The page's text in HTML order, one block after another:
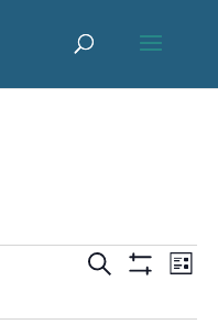
Søg
efter
Liste